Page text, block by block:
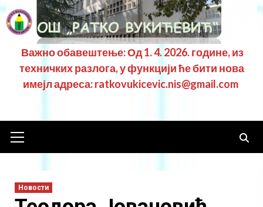
Важно обавештење: Од 1. 4. 2026. године, из
техничких разлога, у функцији ће бити нова
имејл адреса: ratkovukicevic.nis@gmail.com
Новости